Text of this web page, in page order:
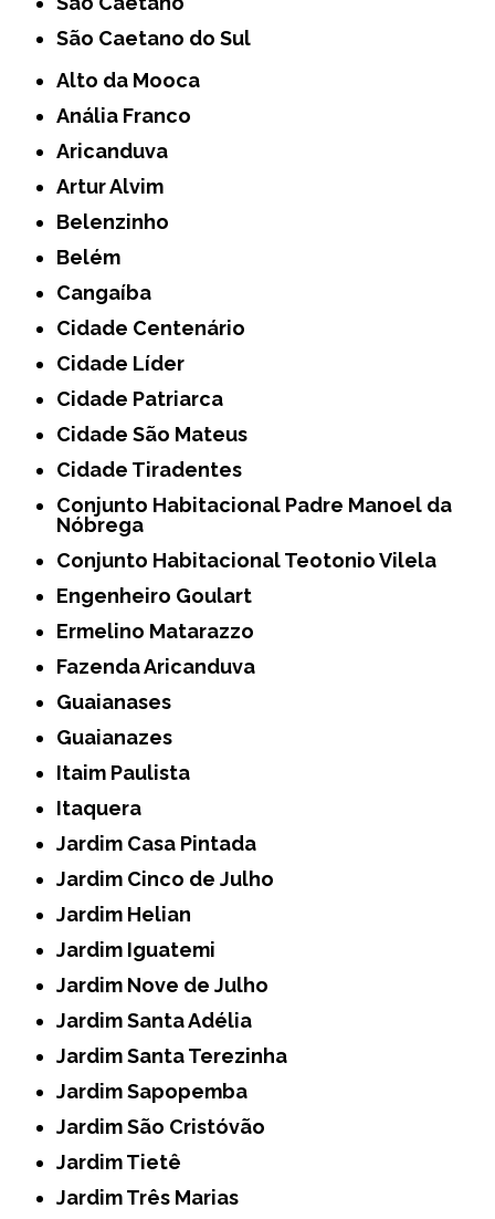
São Caetano do Sul
Alto da Mooca
Anália Franco
Aricanduva
Artur Alvim
Belenzinho
Belém
Cangaíba
Cidade Centenário
Cidade Líder
Cidade Patriarca
Cidade São Mateus
Cidade Tiradentes
Conjunto Habitacional Padre Manoel da
Nóbrega
Conjunto Habitacional Teotonio Vilela
Engenheiro Goulart
Ermelino Matarazzo
Fazenda Aricanduva
Guaianases
Guaianazes
Itaim Paulista
Itaquera
Jardim Casa Pintada
Jardim Cinco de Julho
Jardim Helian
Jardim Iguatemi
Jardim Nove de Julho
Jardim Santa Adélia
Jardim Santa Terezinha
Jardim Sapopemba
Jardim São Cristóvão
Jardim Tietê
Jardim Três Marias